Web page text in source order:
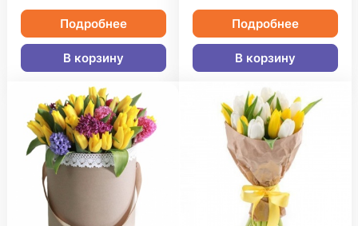
Подробнее
В корзину
Подробнее
В корзину